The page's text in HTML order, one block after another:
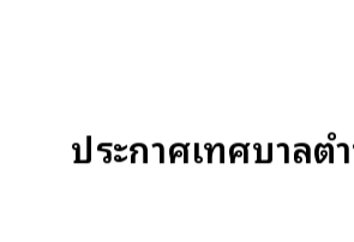
ประกาศเทศบาลต